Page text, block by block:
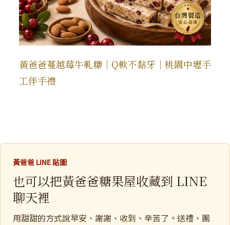
黃爸爸蔓越莓牛軋糖｜Q軟不黏牙｜桃園中壢手
工伴手禮
黃爸爸 LINE 貼圖
也可以把黃爸爸糖果屋收藏到 LINE
聊天裡
用甜甜的方式說早安、謝謝、收到、辛苦了。送禮、團